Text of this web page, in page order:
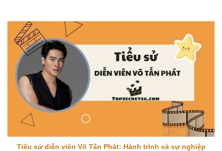
Tiểu sử diễn viên Võ Tấn Phát: Hành trình và sự nghiệp